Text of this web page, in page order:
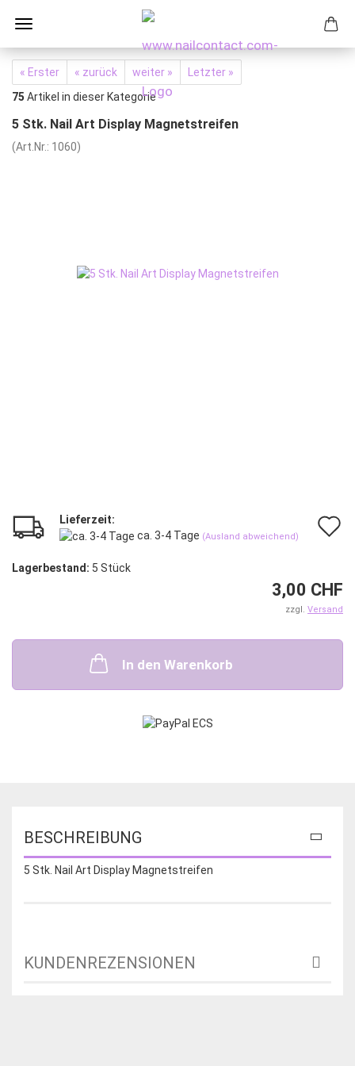
« Erster « zurück weiter »
Letzter »
75 Artikel in dieser Kategorie
5 Stk. Nail Art Display Magnetstreifen
(Art.Nr.: 1060)
Lieferzeit:
ca. 3-4 Tage (Ausland abweichend)
Lagerbestand: 5 Stück
3,00 CHF
zzgl. Versand
In den Warenkorb
BESCHREIBUNG
5 Stk. Nail Art Display Magnetstreifen
KUNDENREZENSIONEN